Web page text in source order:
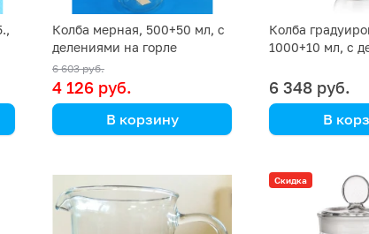
Колба мерная, 500+50 мл, с
делениями на горле
6 603 руб.
4 126 руб.
В корзину
(Кат. № 1520/632 431 561
143) (Simax)
Колба
1000+10 мл, с
6 348 руб.
В
(Кат. № 1520/
145) (Simax)
Скидка